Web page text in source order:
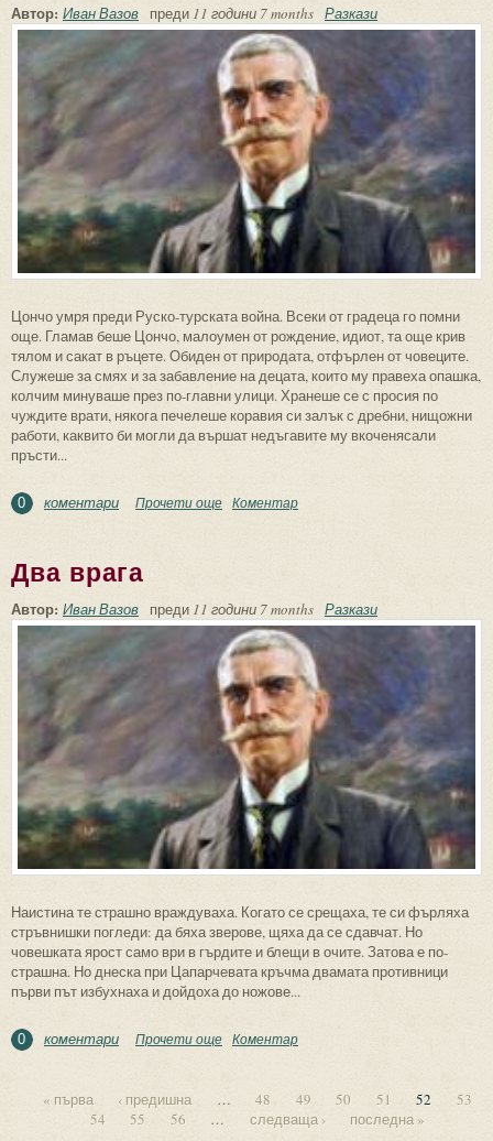
Автор: Иван Вазов преди 11 години 7 months Разкази
Цончо умря преди Руско-турската война. Всеки от градеца го помни
още. Гламав беше Цончо, малоумен от рождение, идиот, та още крив
тялом и сакат в ръцете. Обиден от природата, отфърлен от човеците.
Служеше за смях и за забавление на децата, които му правеха опашка,
колчим минуваше през по-главни улици. Хранеше се с просия по
чуждите врати, някога печелеше коравия си залък с дребни, нищожни
работи, каквито би могли да вършат недъгавите му вкоченясали
пръсти...
0 коментари Прочети още about Цончовата мъст
Коментар
Два врага
Автор: Иван Вазов преди 11 години 7 months Разкази
Наистина те страшно враждуваха. Когато се срещаха, те си фърляха
стръвнишки погледи: да бяха зверове, щяха да се сдавчат. Но
човешката ярост само ври в гърдите и блещи в очите. Затова е по-
страшна. Но днеска при Цапарчевата кръчма двамата противници
първи път избухнаха и дойдоха до ножове...
0 коментари Прочети още about Два врага
Коментар
« първа ‹ предишна … 48 49 50 51 52
53
54
55 56 … следваща › последна »